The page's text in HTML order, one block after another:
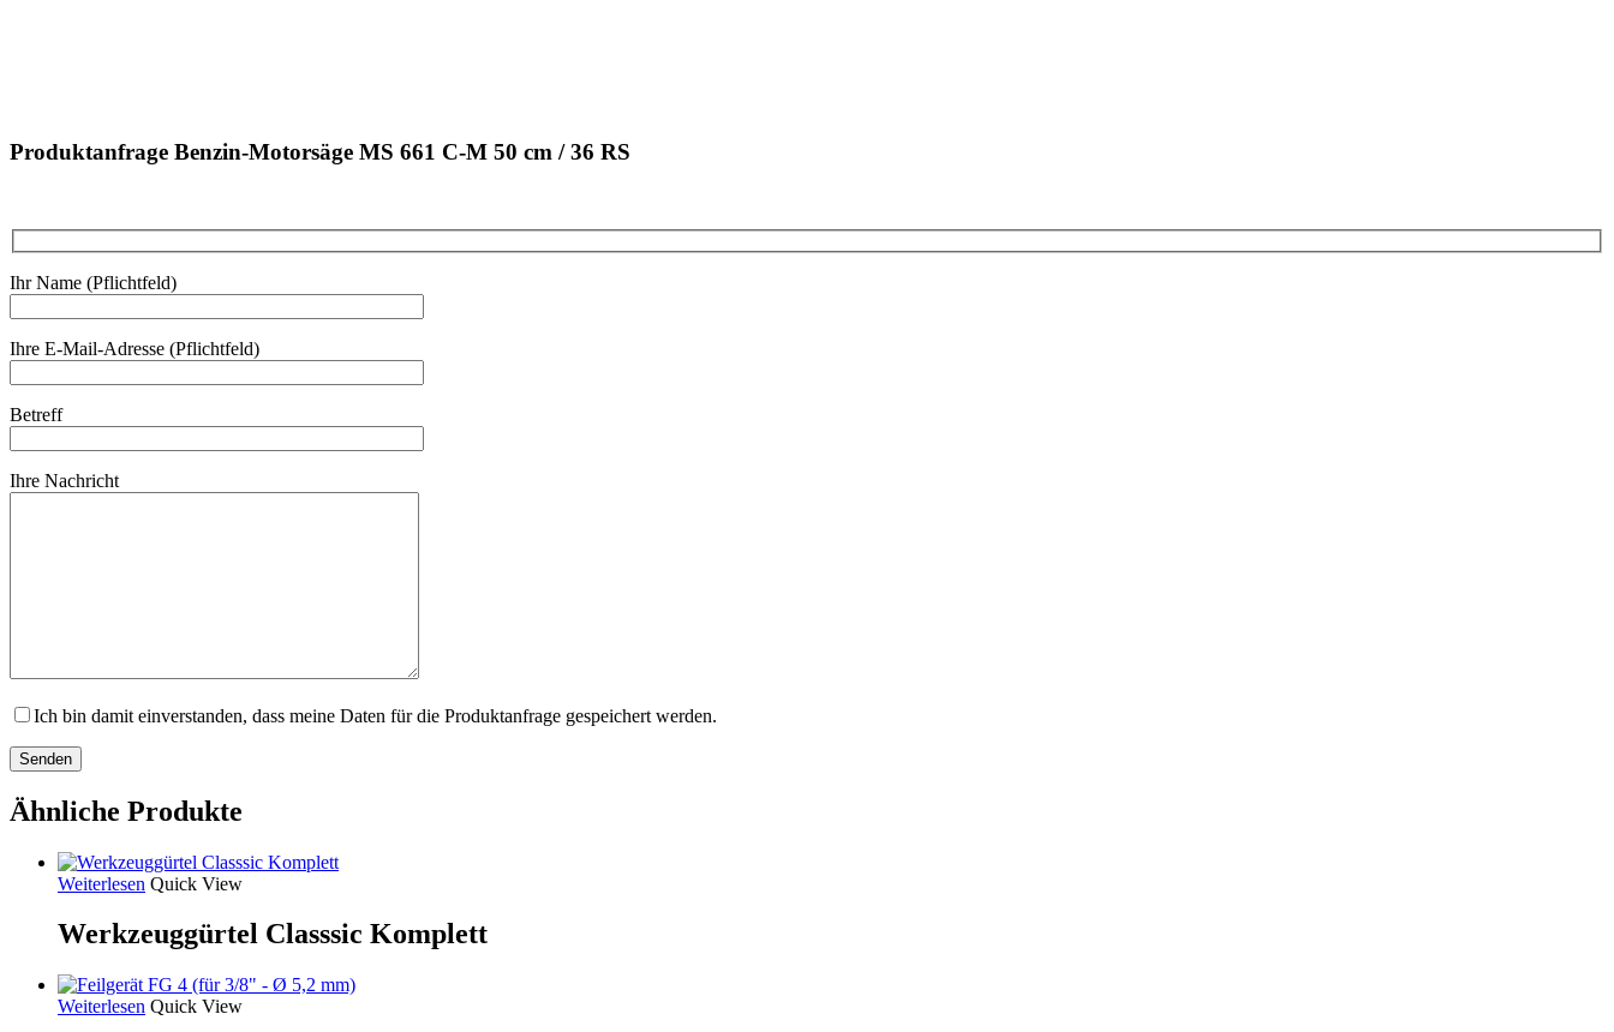
Produktanfrage Benzin-Motorsäge MS 661 C-M 50 cm / 36 RS
Ihr Name (Pflichtfeld)
Ihre E-Mail-Adresse (Pflichtfeld)
Betreff
Ihre Nachricht
Ich bin damit einverstanden, dass meine Daten für die Produktanfrage gespeichert werden.
Ähnliche Produkte
Weiterlesen Quick View
Werkzeuggürtel Classsic Komplett
Weiterlesen Quick View